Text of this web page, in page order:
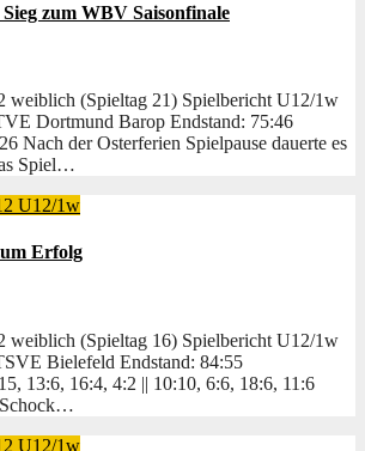
zum WBV Saisonfinale
weiblich (Spieltag 21) Spielbericht U12/1w
Dortmund Barop Endstand: 75:46
Nach der Osterferien Spielpause dauerte es
Spiel…
U12/1w
Erfolg
weiblich (Spieltag 16) Spielbericht U12/1w
Bielefeld Endstand: 84:55
13:6, 16:4, 4:2 || 10:10, 6:6, 18:6, 11:6
Schock…
U12/1w